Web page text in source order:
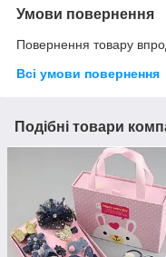
Умови повернення
Повернення товару
Всі умови повернення
Подібні товари